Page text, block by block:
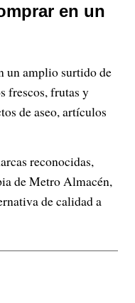
en un
un amplio surtido de
frescos, frutas y
de aseo, artículos
reconocidas,
de Metro Almacén,
de calidad a